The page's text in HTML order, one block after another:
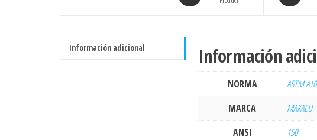
ASME
Información adicional Información
NORMA
ASTM
MARCA
MAKALU
ANSI
150